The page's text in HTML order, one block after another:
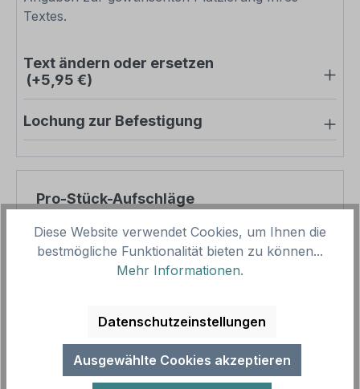
Textes.
Text ändern oder ersetzen
(+5,95 €)
Lochung zur Befestigung
Pro-Stück-Aufschläge
Produktpreis
46,65 €
Zwischensumme
Gesamtpreis
46,65 €
Preise inkl. MwSt. zzgl. Versandkosten
Aufgrund von Neuberechnungen im Warenkorb sind
Diese Website verwendet Cookies, um Ihnen die
bestmögliche Funktionalität bieten zu können...
Mehr Informationen.
Datenschutzeinstellungen
Ausgewählte Cookies akzeptieren